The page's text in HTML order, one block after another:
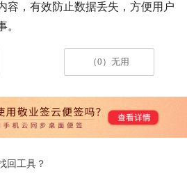
容，有效防止数据丢失，方便用户
。
（0）无用
回工具？